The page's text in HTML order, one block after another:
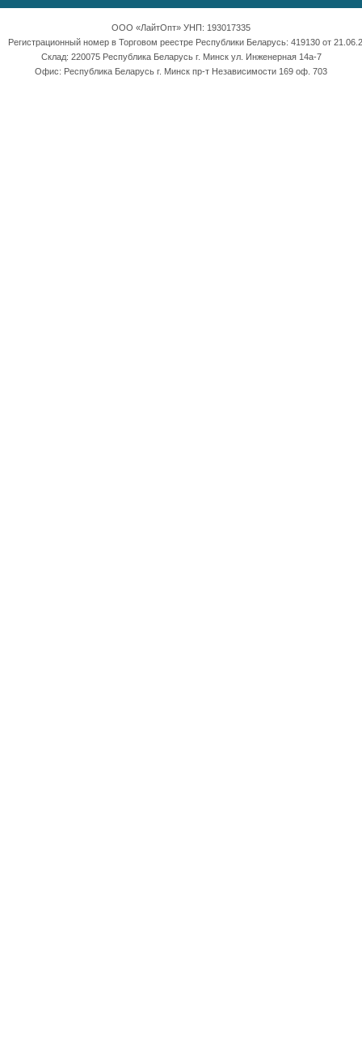
ООО «ЛайтОпт» УНП: 193017335
Регистрационный номер в Торговом реестре Республики Беларусь: 419130 от
Склад: 220075 Республика Беларусь г. Минск ул. Инженерная 14а-7
Офис: Республика Беларусь г. Минск пр-т Независимости 169 оф. 703